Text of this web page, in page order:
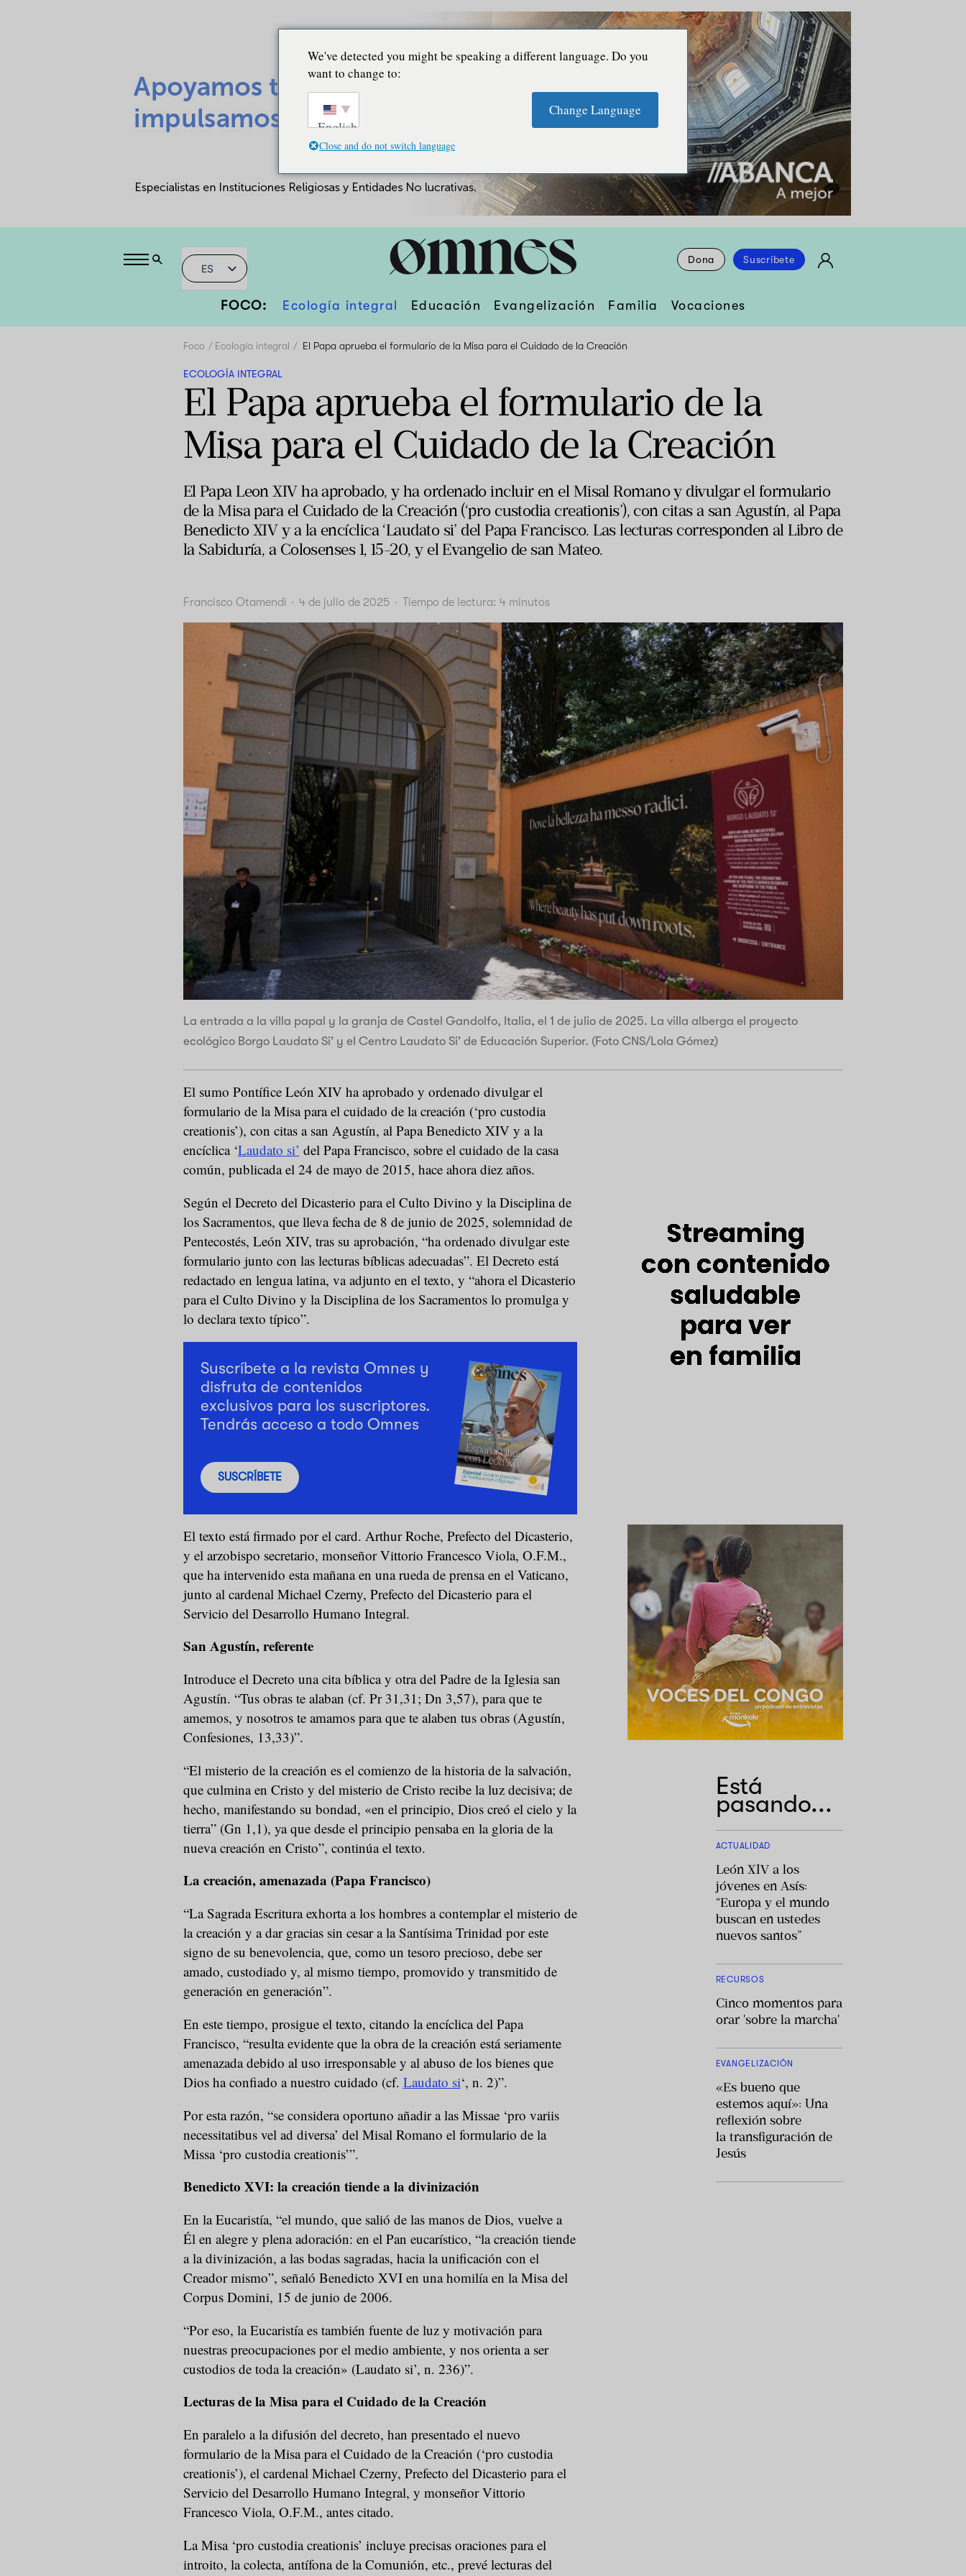
ES
Dona Suscríbete
FOCO: Ecología integral Educación Evangelización Familia Vocaciones
Foco Ecología integral El Papa aprueba el formulario de la Misa para el Cuidado de la Creación
ECOLOGÍA INTEGRAL
El Papa aprueba el formulario de la
Misa para el Cuidado de la Creación
El Papa Leon XIV ha aprobado, y ha ordenado incluir en el Misal Romano y divulgar el formulario
de la Misa para el Cuidado de la Creación (‘pro custodia creationis’), con citas a san Agustín, al Papa
Benedicto XIV y a la encíclica ‘Laudato si’ del Papa Francisco. Las lecturas corresponden al Libro de
la Sabiduría, a Colosenses 1, 15-20, y el Evangelio de san Mateo.
Francisco Otamendi · 4 de julio de 2025 · Tiempo de lectura: 4 minutos
La entrada a la villa papal y la granja de Castel Gandolfo, Italia, el 1 de julio de 2025. La villa alberga el proyecto
ecológico Borgo Laudato Si' y el Centro Laudato Si' de Educación Superior. (Foto CNS/Lola Gómez)
El sumo Pontífice León XIV ha aprobado y ordenado divulgar el
formulario de la Misa para el cuidado de la creación (‘pro custodia
creationis’), con citas a san Agustín, al Papa Benedicto XIV y a la
encíclica ‘Laudato si’ del Papa Francisco, sobre el cuidado de la casa
común, publicada el 24 de mayo de 2015, hace ahora diez años.
Según el Decreto del Dicasterio para el Culto Divino y la Disciplina de
los Sacramentos, que lleva fecha de 8 de junio de 2025, solemnidad de
Pentecostés, León XIV, tras su aprobación, “ha ordenado divulgar este
formulario junto con las lecturas bíblicas adecuadas”. El Decreto está
redactado en lengua latina, va adjunto en el texto, y “ahora el Dicasterio
para el Culto Divino y la Disciplina de los Sacramentos lo promulga y
lo declara texto típico”.
Suscríbete a la revista Omnes y
disfruta de contenidos
exclusivos para los suscriptores.
Tendrás acceso a todo Omnes
SUSCRÍBETE
El texto está firmado por el card. Arthur Roche, Prefecto del Dicasterio,
y el arzobispo secretario, monseñor Vittorio Francesco Viola, O.F.M.,
que ha intervenido esta mañana en una rueda de prensa en el Vaticano,
junto al cardenal Michael Czerny, Prefecto del Dicasterio para el
Servicio del Desarrollo Humano Integral.
San Agustín, referente
Introduce el Decreto una cita bíblica y otra del Padre de la Iglesia san
Agustín. “Tus obras te alaban (cf. Pr 31,31; Dn 3,57), para que te
amemos, y nosotros te amamos para que te alaben tus obras (Agustín,
Confesiones, 13,33)”.
“El misterio de la creación es el comienzo de la historia de la salvación,
que culmina en Cristo y del misterio de Cristo recibe la luz decisiva; de
hecho, manifestando su bondad, «en el principio, Dios creó el cielo y la
tierra” (Gn 1,1), ya que desde el principio pensaba en la gloria de la
nueva creación en Cristo”, continúa el texto.
La creación, amenazada (Papa Francisco)
“La Sagrada Escritura exhorta a los hombres a contemplar el misterio de
la creación y a dar gracias sin cesar a la Santísima Trinidad por este
signo de su benevolencia, que, como un tesoro precioso, debe ser
amado, custodiado y, al mismo tiempo, promovido y transmitido de
generación en generación”.
En este tiempo, prosigue el texto, citando la encíclica del Papa
Francisco, “resulta evidente que la obra de la creación está seriamente
amenazada debido al uso irresponsable y al abuso de los bienes que
Dios ha confiado a nuestro cuidado (cf. Laudato si‘, n. 2)”.
Por esta razón, “se considera oportuno añadir a las Missae ‘pro variis
necessitatibus vel ad diversa’ del Misal Romano el formulario de la
Missa ‘pro custodia creationis’”.
Benedicto XVI: la creación tiende a la divinización
En la Eucaristía, “el mundo, que salió de las manos de Dios, vuelve a
Él en alegre y plena adoración: en el Pan eucarístico, “la creación tiende
a la divinización, a las bodas sagradas, hacia la unificación con el
Creador mismo”, señaló Benedicto XVI en una homilía en la Misa del
Corpus Domini, 15 de junio de 2006.
“Por eso, la Eucaristía es también fuente de luz y motivación para
nuestras preocupaciones por el medio ambiente, y nos orienta a ser
custodios de toda la creación» (Laudato si’, n. 236)”.
Lecturas de la Misa para el Cuidado de la Creación
En paralelo a la difusión del decreto, han presentado el nuevo
formulario de la Misa para el Cuidado de la Creación (‘pro custodia
creationis’), el cardenal Michael Czerny, Prefecto del Dicasterio para el
Servicio del Desarrollo Humano Integral, y monseñor Vittorio
Francesco Viola, O.F.M., antes citado.
La Misa ‘pro custodia creationis’ incluye precisas oraciones para el
introito, la colecta, antífona de la Comunión, etc., prevé lecturas del
Está
pasando...
ACTUALIDAD
León XIV a los
jóvenes en Asís:
“Europa y el mundo
buscan en ustedes
nuevos santos”
RECURSOS
Cinco momentos para
orar 'sobre la marcha'
EVANGELIZACIÓN
«Es bueno que
estemos aquí»: Una
reflexión sobre
la transfiguración de
Jesús
We've detected you might be speaking a different language. Do you
want to change to:
English
Change Language
Close and do not switch language